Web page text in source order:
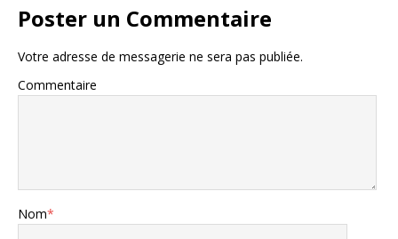
Poster un Commentaire
Votre adresse de messagerie ne sera pas publiée.
Commentaire
Nom*